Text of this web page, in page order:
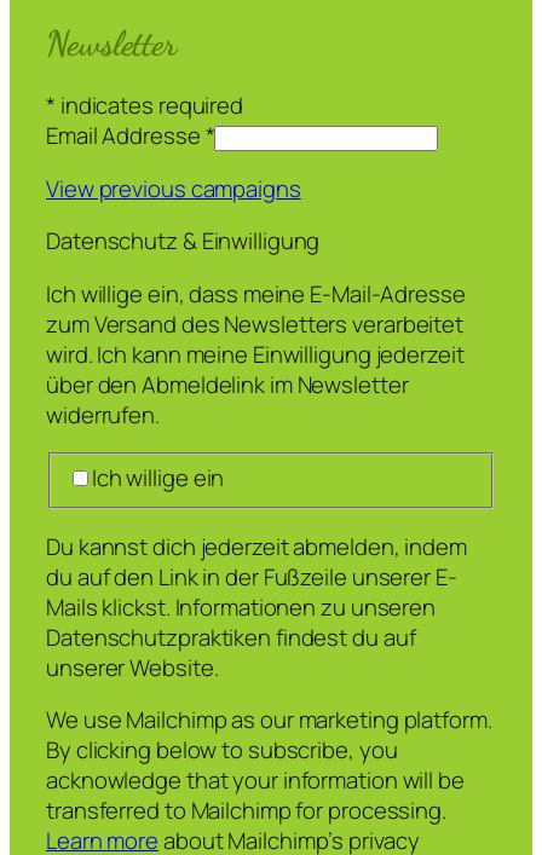
Newsletter
* indicates required
Email Addresse*
View previous campaigns
Datenschutz & Einwilligung
Ich willige ein, dass meine E-Mail-Adresse
zum Versand des Newsletters verarbeitet
wird. Ich kann meine Einwilligung jederzeit
über den Abmeldelink im Newsletter
widerrufen.
Ich willige ein
Du kannst dich jederzeit abmelden, indem
du auf den Link in der Fußzeile unserer E-
Mails klickst. Informationen zu unseren
Datenschutzpraktiken findest du auf
unserer Website.
We use Mailchimp as our marketing platform.
By clicking below to subscribe, you
acknowledge that your information will be
transferred to Mailchimp for processing.
Learn moreabout Mailchimp’s privacy